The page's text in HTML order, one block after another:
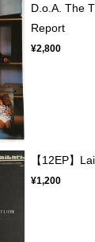
D.o.A. The
Report
¥2,800
【12EP】
¥1,200